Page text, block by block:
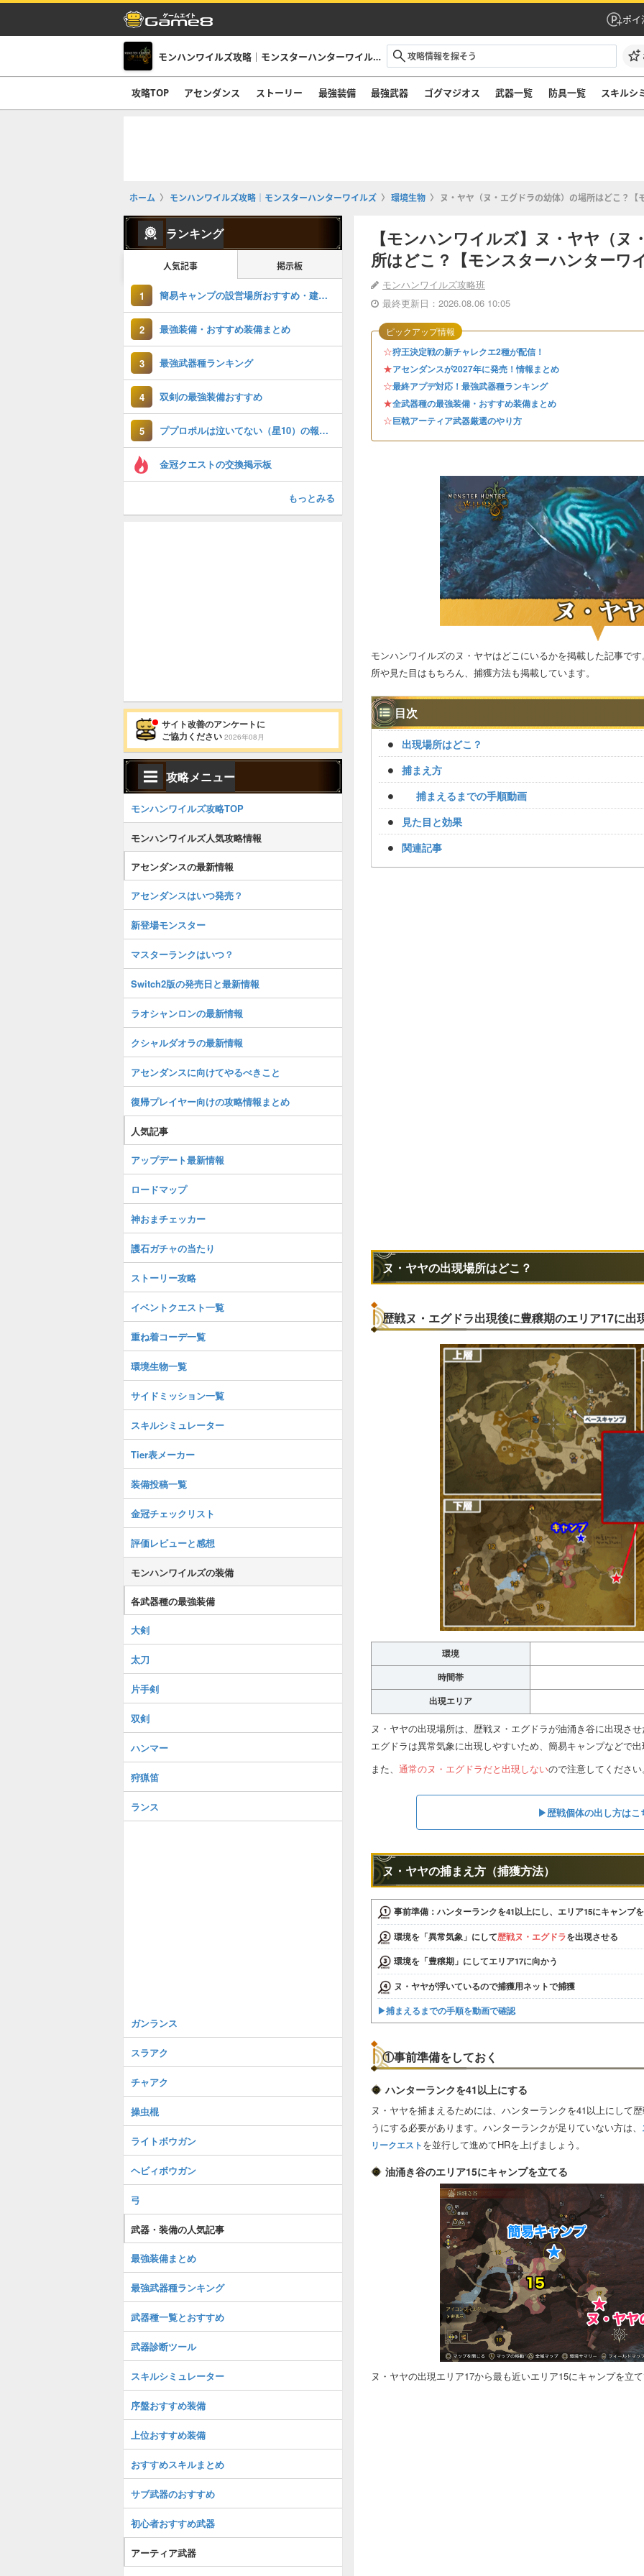
ポイ
モンハンワイルズ攻略｜モンスターハンターワイルズ
攻略TOP アセンダンス ストーリー 最強装備 最強武器 ゴグマジオス 武器一覧 防具一覧 スキルシ
ホーム モンハンワイルズ攻略｜モンスターハンターワイルズ 環境生物 ヌ・ヤヤ（ヌ・エグドラの幼体）の場所はどこ？【
【モンハンワイルズ】ヌ・ヤヤ（ヌ
所はどこ？【モンスターハンターワ
モンハンワイルズ攻略班
最終更新日：2026.08.06 10:05
☆狩王決定戦の新チャレクエ2種が配信！
★アセンダンスが2027年に発売！情報まとめ
☆最終アプデ対応！最強武器種ランキング
★全武器種の最強装備・おすすめ装備まとめ
☆巨戟アーティア武器厳選のやり方
ピックアップ情報
モンハンワイルズのヌ・ヤヤはどこにいるかを掲載した記事で
所や見た目はもちろん、捕獲方法も掲載しています。
目次
出現場所はどこ？
捕まえ方
捕まえるまでの手順動画
見た目と効果
関連記事
ヌ・ヤヤの出現場所はどこ？
歴戦ヌ・エグドラ出現後に豊穣期のエリア17に出
環境
時間帯
出現エリア
ヌ・ヤヤの出現場所は、歴戦ヌ・エグドラが油涌き谷に出現さ
エグドラは異常気象に出現しやすいため、簡易キャンプなどで
また、 通常のヌ・エグドラだと出現しないので注意してくださ
▶︎歴戦個体の出し方はこ
ヌ・ヤヤの捕まえ方（捕獲方法）
事前準備：ハンターランクを41以上にし、エリア15にキャンプ
環境を「異常気象」にして歴戦ヌ・エグドラを出現させる
環境を「豊穣期」にしてエリア17に向かう
ヌ・ヤヤが浮いているので捕獲用ネットで捕獲
▶︎捕まえるまでの手順を動画で確認
①事前準備をしておく
ハンターランクを41以上にする
ヌ・ヤヤを捕まえるためには、ハンターランクを41以上にして
うにする必要があります。ハンターランクが足りていない方は、
リークエストを並行して進めてHRを上げましょう。
油涌き谷のエリア15にキャンプを立てる
ヌ・ヤヤの出現エリア17から最も近いエリア15にキャンプを立
ランキング
人気記事 掲示板
1 簡易キャンプの設営場所おすすめ・建て方
2 最強装備・おすすめ装備まとめ
3 最強武器種ランキング
4 双剣の最強装備おすすめ
5 ププロポルは泣いてない（星10）の報酬と攻略
金冠クエストの交換掲示板
もっとみる
サイト改善のアンケートに
ご協力ください 2026年08月
攻略メニュー
モンハンワイルズ攻略TOP
モンハンワイルズ人気攻略情報
アセンダンスの最新情報
アセンダンスはいつ発売？
新登場モンスター
マスターランクはいつ？
Switch2版の発売日と最新情報
ラオシャンロンの最新情報
クシャルダオラの最新情報
アセンダンスに向けてやるべきこと
復帰プレイヤー向けの攻略情報まとめ
人気記事
アップデート最新情報
ロードマップ
神おまチェッカー
護石ガチャの当たり
ストーリー攻略
イベントクエスト一覧
重ね着コーデ一覧
環境生物一覧
サイドミッション一覧
スキルシミュレーター
Tier表メーカー
装備投稿一覧
金冠チェックリスト
評価レビューと感想
モンハンワイルズの装備
各武器種の最強装備
大剣
太刀
片手剣
双剣
ハンマー
狩猟笛
ランス
ガンランス
スラアク
チャアク
操虫棍
ライトボウガン
ヘビィボウガン
弓
武器・装備の人気記事
最強装備まとめ
最強武器種ランキング
武器種一覧とおすすめ
武器診断ツール
スキルシミュレーター
序盤おすすめ装備
上位おすすめ装備
おすすめスキルまとめ
サブ武器のおすすめ
初心者おすすめ武器
アーティア武器